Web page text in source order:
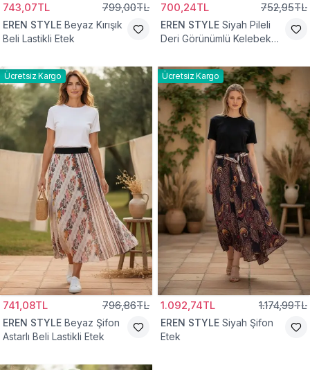
743,07TL 799,00TL
EREN STYLE Beyaz Kırışık
Beli Lastikli Etek
700,24TL 752,95TL
EREN STYLE Siyah Pileli
Deri Görünümlü Kelebek
Viskon Etek
Ücretsiz Kargo
741,08TL 796,86TL
EREN STYLE Beyaz Şifon
Astarlı Beli Lastikli Etek
Ücretsiz Kargo
1.092,74TL 1.174,99TL
EREN STYLE Siyah Şifon
Etek